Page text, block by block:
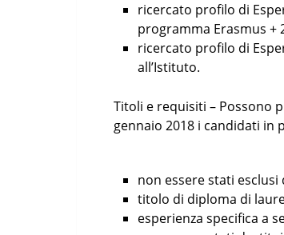
ricercato profilo di
programma Erasmus +
ricercato profilo di
all’Istituto.
Titoli e requisiti – Possono
gennaio 2018 i candidati in
non essere stati
titolo di diploma di
esperienza specifica a